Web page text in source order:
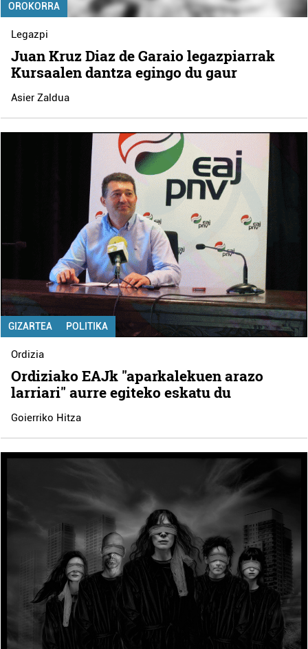
OROKORRA
Legazpi
Juan Kruz Diaz de Garaio legazpiarrak
Kursaalen dantza egingo du gaur
Asier Zaldua
GIZARTEA POLITIKA
Ordizia
Ordiziako EAJk "aparkalekuen arazo
larriari" aurre egiteko eskatu du
Goierriko Hitza